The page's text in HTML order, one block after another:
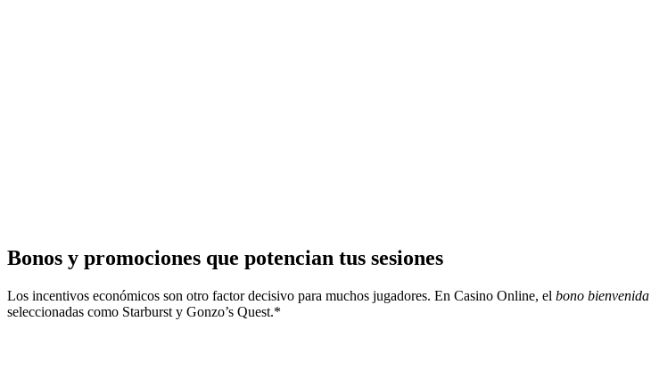
Bonos y promociones que potencian tus sesiones
Los incentivos económicos son otro factor decisivo para muchos jugadores. En Casino Online, el bono bienvenida
seleccionadas como Starburst y Gonzo’s Quest.*